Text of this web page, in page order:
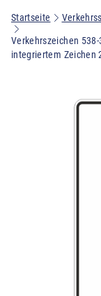
Startseite
Verkehrszeichen
integriertem Zeichen